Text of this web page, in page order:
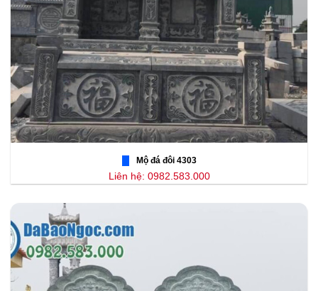
Mộ đá đôi 4303
Liên hệ: 0982.583.000